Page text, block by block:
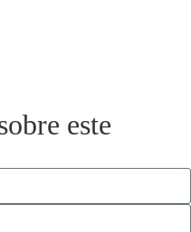
este